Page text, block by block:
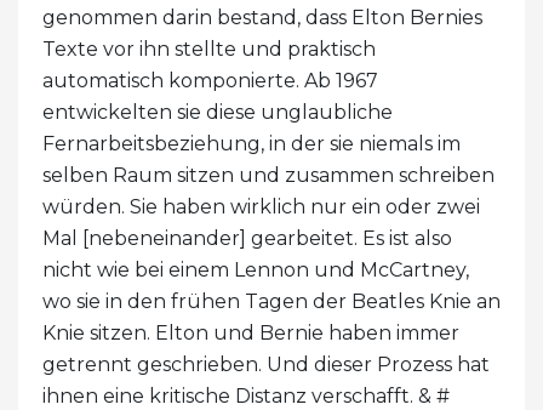
genommen darin bestand, dass Elton Bernies
Texte vor ihn stellte und praktisch
automatisch komponierte. Ab 1967
entwickelten sie diese unglaubliche
Fernarbeitsbeziehung, in der sie niemals im
selben Raum sitzen und zusammen schreiben
würden. Sie haben wirklich nur ein oder zwei
Mal [nebeneinander] gearbeitet. Es ist also
nicht wie bei einem Lennon und McCartney,
wo sie in den frühen Tagen der Beatles Knie an
Knie sitzen. Elton und Bernie haben immer
getrennt geschrieben. Und dieser Prozess hat
ihnen eine kritische Distanz verschafft. & #